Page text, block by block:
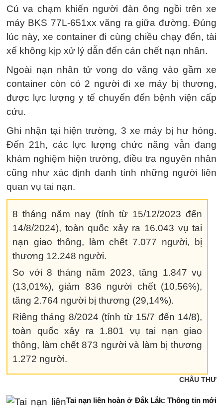
Cú va chạm khiến người đàn ông ngồi trên xe
máy BKS 77L-651xx văng ra giữa đường. Đúng
lúc này, xe container đi cùng chiều chạy đến, tài
xế không kịp xử lý dẫn đến cán chết nạn nhân.
Ngoài nạn nhân tử vong do văng vào gầm xe
container còn có 2 người đi xe máy bị thương,
được lực lượng y tế chuyển đến bệnh viện cấp
cứu.
Ghi nhận tại hiện trường, 3 xe máy bị hư hỏng.
Đến 21h, các lực lượng chức năng vẫn đang
khám nghiệm hiện trường, điều tra nguyên nhân
cũng như xác định danh tính những người liên
quan vụ tai nạn.
8 tháng năm nay (tính từ 15/12/2023 đến
14/8/2024), toàn quốc xảy ra 16.043 vụ tai
nạn giao thông, làm chết 7.077 người, bị
thương 12.248 người.
So với 8 tháng năm 2023, tăng 1.847 vụ
(13,01%), giảm 836 người chết (10,56%),
tăng 2.764 người bị thương (29,14%).
Riêng tháng 8/2024 (tính từ 15/7 đến 14/8),
toàn quốc xảy ra 1.801 vụ tai nạn giao
thông, làm chết 873 người và làm bị thương
1.272 người.
CHÂU THƯ
Tai nạn liên hoàn ở Đắk Lắk: Thông tin mới